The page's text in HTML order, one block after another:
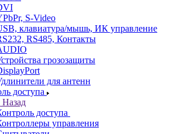
S-Video
клавиатура/мышь, ИК управление
RS485, Контакты
грозозащиты
для антенн
доступа
Назад
доступа
управления